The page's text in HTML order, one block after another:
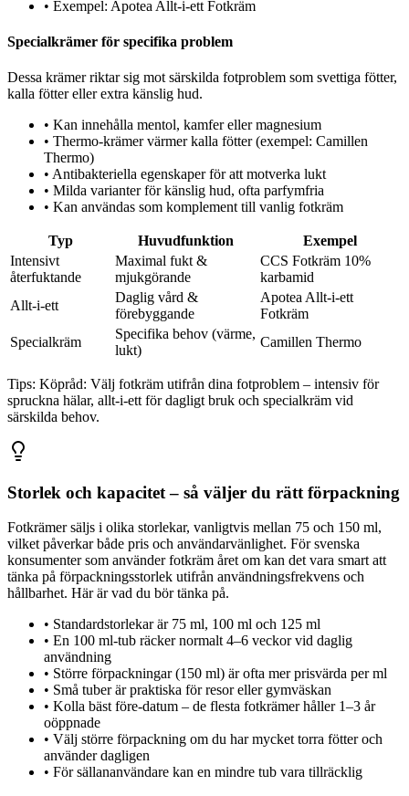
• Exempel: Apotea Allt-i-ett Fotkräm
Specialkrämer för specifika problem
Dessa krämer riktar sig mot särskilda fotproblem som svettiga fötter,
kalla fötter eller extra känslig hud.
• Kan innehålla mentol, kamfer eller magnesium
• Thermo-krämer värmer kalla fötter (exempel: Camillen
Thermo)
• Antibakteriella egenskaper för att motverka lukt
• Milda varianter för känslig hud, ofta parfymfria
• Kan användas som komplement till vanlig fotkräm
Typ Huvudfunktion
Exempel
Intensivt
återfuktande
Maximal fukt &
mjukgörande
CCS Fotkräm 10%
karbamid
Allt-i-ett
Daglig vård &
förebyggande
Apotea Allt-i-ett
Fotkräm
Specialkräm
Specifika behov (värme,
lukt)
Camillen Thermo
Tips: Köpråd: Välj fotkräm utifrån dina fotproblem – intensiv för
spruckna hälar, allt-i-ett för dagligt bruk och specialkräm vid
särskilda behov.
Storlek och kapacitet – så väljer du rätt förpackning
Fotkrämer säljs i olika storlekar, vanligtvis mellan 75 och 150 ml,
vilket påverkar både pris och användarvänlighet. För svenska
konsumenter som använder fotkräm året om kan det vara smart att
tänka på förpackningsstorlek utifrån användningsfrekvens och
hållbarhet. Här är vad du bör tänka på.
• Standardstorlekar är 75 ml, 100 ml och 125 ml
• En 100 ml-tub räcker normalt 4–6 veckor vid daglig
användning
• Större förpackningar (150 ml) är ofta mer prisvärda per ml
• Små tuber är praktiska för resor eller gymväskan
• Kolla bäst före-datum – de flesta fotkrämer håller 1–3 år
oöppnade
• Välj större förpackning om du har mycket torra fötter och
använder dagligen
• För sällananvändare kan en mindre tub vara tillräcklig